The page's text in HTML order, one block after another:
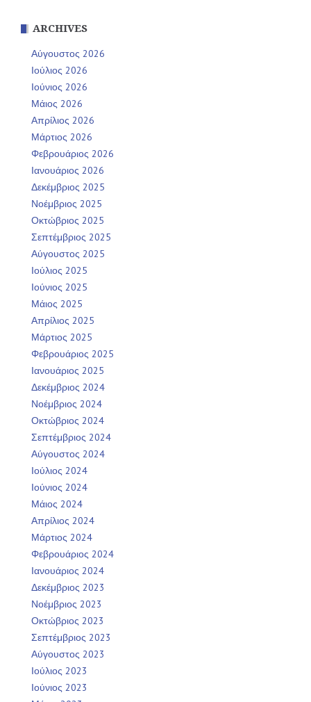
ARCHIVES
Αύγουστος 2026
Ιούλιος 2026
Ιούνιος 2026
Μάιος 2026
Απρίλιος 2026
Μάρτιος 2026
Φεβρουάριος 2026
Ιανουάριος 2026
Δεκέμβριος 2025
Νοέμβριος 2025
Οκτώβριος 2025
Σεπτέμβριος 2025
Αύγουστος 2025
Ιούλιος 2025
Ιούνιος 2025
Μάιος 2025
Απρίλιος 2025
Μάρτιος 2025
Φεβρουάριος 2025
Ιανουάριος 2025
Δεκέμβριος 2024
Νοέμβριος 2024
Οκτώβριος 2024
Σεπτέμβριος 2024
Αύγουστος 2024
Ιούλιος 2024
Ιούνιος 2024
Μάιος 2024
Απρίλιος 2024
Μάρτιος 2024
Φεβρουάριος 2024
Ιανουάριος 2024
Δεκέμβριος 2023
Νοέμβριος 2023
Οκτώβριος 2023
Σεπτέμβριος 2023
Αύγουστος 2023
Ιούλιος 2023
Ιούνιος 2023